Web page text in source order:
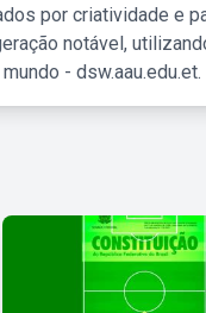
por criatividade e
notável,
- dsw.aau.edu.et.